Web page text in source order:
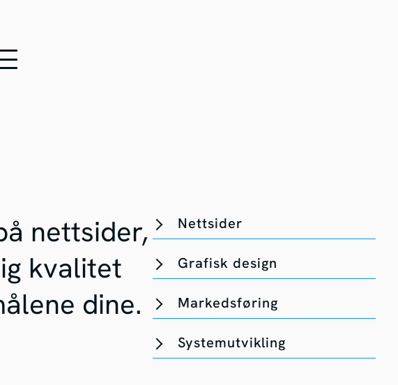
nettsider,
kvalitet
dine.
Nettsider
Grafisk design
Markedsføring
Systemutvikling